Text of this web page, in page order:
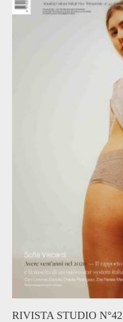
RIVISTA STUDIO N°42